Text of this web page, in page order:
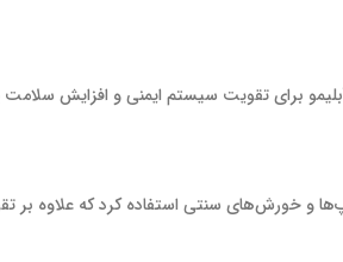
برای تقویت سیستم ایمنی و افزایش
و خورش‌های سنتی استفاده کرد که علاوه